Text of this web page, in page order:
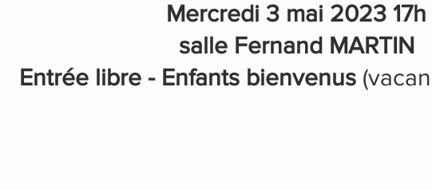
Mercredi 3 mai 2023 17h
salle Fernand MARTIN
Entrée libre - Enfants bienvenus